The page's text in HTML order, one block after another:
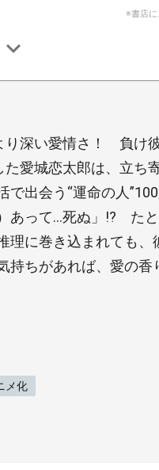
※書店に
り深い愛情さ！ 負け
た愛城恋太郎は、立ち
で出会う“運命の人
あって…死ぬ」!? た
に巻き込まれても、
持ちがあれば、愛の
メ化